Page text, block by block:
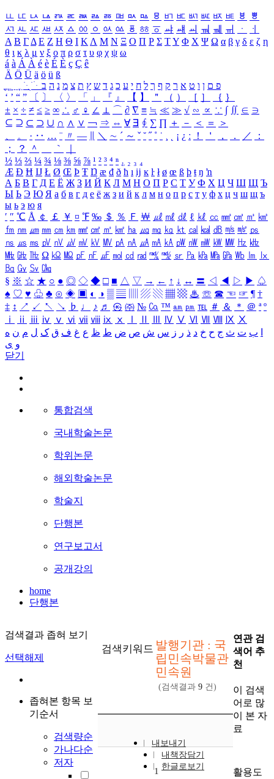
ㅥ ㅦ ㅧ ㅨ ㅩ ㅪ ㅫ ㅬ ㅭ ㅮ ㅯ ㅰ ㅱ ㅲ ㅳ ㅴ ㅵ ㅶ ㅷ ㅸ
ㅹ
ㅺ ㅻ ㅼ ㅽ ㅾ ㅿ ㆀ ㆁ ㆂ ㆃ ㆄ ㆅ ㆆ ㆇ ㆈ ㆉ ㆊ ㆋ ㆌ ㆍ
ㆎ
Α Β ΓΔ Ε Ζ Η Θ Ι ΚΛ Μ Ν Ξ Ο Π Ρ Σ ΤΥ Φ Χ Ψ Ω α β γ δ ε ζ η
θ ι κ λ μ ν ξ ο π ρ σ τ υ φ χ ψ ω
á à Á À é è É È ç Ç ê
Ä Ö Ü ä ö ü ß
ִֶֹ ֻּ ׁׂ פ ם ן ו ט א ר ק ף ך ל ח י ע כ ג ד ש ץ ת צ מ נ ה ב
‘ ’ “ ” 〔 〕 〈 〉 「 」 『 』 【 】 ＂ （ ） ［ ］ ｛ ｝
± × ÷ ≠ ≤ ≥ ∞ ∴ ♂ ♀ ∠ ⊥ ⌒ ∂ ∇ ≡ ≒ ≪ ≫ √ ∽ ∝ ∵ ∫ ∬ ∈ ∋
⊆ ⊇ ⊂ ⊃ ∪ ∩ ∧ ∨ ￢ ⇒ ⇔ ∀ ∃ ∮ ∑ ∏ ＋ － ＜ ＝
＞
、
。 · ‥ … ¨ 〃 ― ＼ ∼ ´ ～ ˇ ˘ ˝ ˚ ˙ ¸ ¡ ¿ ː ！ ＇ ， ． ／
：
；
？ ＾ ｀
½ ⅓ ⅔ ¼ ¾ ⅛ ⅜ ⅝ ⅞ ¹ ² ³ ⁴ ⁿ ₁ ₂ ₃ ₄
Æ Ð Ħ Ĳ Ł Ø Œ Þ Ŧ Ŋ æ đ ð ħ ı ĳ ĸ ŀ ł ø œ ß þ ŧ ŋ ŉ
А Б В Г Д Е Ё Ж З И Й К Л М Н О П Р С Т У Ф Х Ц Ч Ш Щ Ъ
Ы Ь Э Ю Я а б в г д е ё ж з и й к л м н о п р с т у ф х ц ч ш щ ъ
ы ь э ю я
′ ″ ℃ Å ￠ ￡ ￥ ¤ ℉ ‰ ＄ ％ Ｆ ￦ ㎕ ㎖ ㎗ ℓ ㎘ ㏄ ㎣ ㎤ ㎥ ㎦
㎙ ㎚ ㎛ ㎜ ㎝ ㎞ ㎟ ㎠ ㎡ ㎢ ㏊ ㎍ ㎎ ㎏ ㏏ ㎈ ㎉ ㏈ ㎧ ㎨ ㎰
㎱ ㎲ ㎳ ㎴ ㎵ ㎶ ㎷ ㎸ ㎹ ㎀ ㎁ ㎂ ㎃ ㎄ ㎺ ㎻ ㎽ ㎾ ㎿ ㎐ ㎑
㎒ ㎓ ㎔ Ω ㏀ ㏁ ㎊ ㎋ ㎌ ㏖ ㏅ ㎭ ㎮ ㎯ ㏛ ㎩ ㎪ ㎫ ㎬ ㏝ ㏐
㏓
㏃ ㏉ ㏜ ㏆
§ ※ ☆ ★ ○ ● ◎ ◇ ◆ □ ■ △ ▽ → ← ↑ ↓ ↔ 〓 ◁ ◀ ▷ ▶ ♤
♠ ♡ ♥ ♧ ♣ ⊙ ◈ ▣ ◐ ◑ ▒ ▤ ▨ ▧ ▦ ▩ ♨ ☏ ☎ ☜ ☞ ¶ †
‡ ↕ ↗ ↙ ↖ ↘ ♭ ♩ ♪ ♬ ㉿ ㈜ № ㏇ ™ ㏂ ㏘ ℡ ＃ ＆ ＊ ＠ ª º
ⅰ
ⅱ ⅲ ⅳ ⅴ ⅵ ⅶ ⅷ ⅸ ⅹ Ⅳ Ⅴ Ⅵ Ⅶ Ⅷ Ⅸ Ⅹ
ب ت ث ج ح خ د ذ ر ز س ش ص ض ط ظ ع غ ف ق ک ل م ن ه
و ی
닫기
통합검색
국내학술논문
학위논문
해외학술논문
학술지
단행본
연구보고서
공개강의
home
단행본
검색결과 좁혀 보기
선택해제
좁혀본 항목 보
기순서
검색량순
가나다순
저자
검색키워드 발행기관 : 국
립민속박물관
민속원
(검색결과 9 건)
내보내기
내책장담기
한글로보기
1
연관 검
색어 추
천
이 검색
어로 많
이 본 자
료
활용도